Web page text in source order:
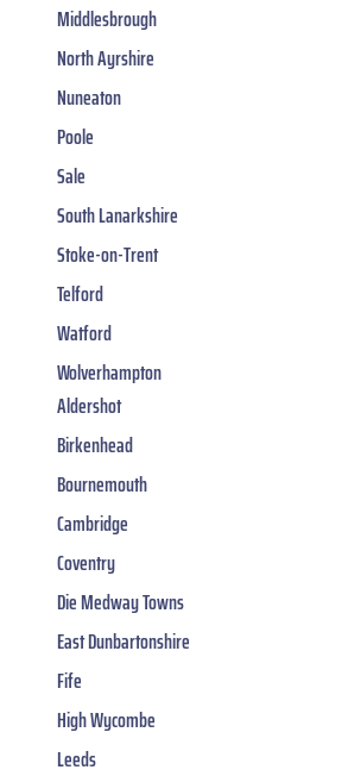
Middlesbrough
North Ayrshire
Nuneaton
Poole
Sale
South Lanarkshire
Stoke-on-Trent
Telford
Watford
Wolverhampton
Aldershot
Birkenhead
Bournemouth
Cambridge
Coventry
Die Medway Towns
East Dunbartonshire
Fife
High Wycombe
Leeds